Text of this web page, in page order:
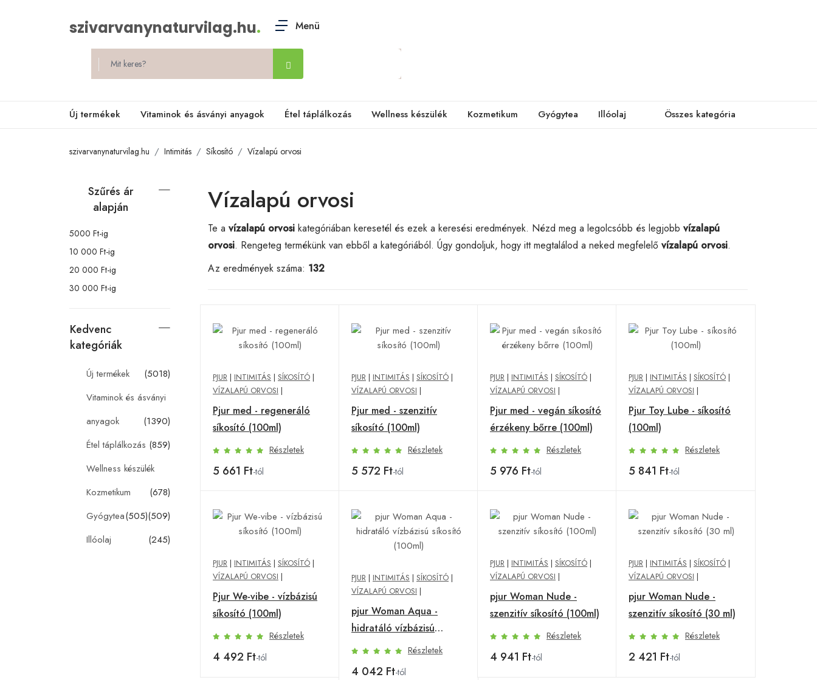
szivarvanynaturvilag.hu. Menü
Új termékek Vitaminok és ásványi anyagok Étel táplálkozás Wellness készülék Kozmetikum Gyógytea Illóolaj Összes kategória
szivarvanynaturvilag.hu Intimitás Síkosító Vízalapú orvosi
Szűrés ár
alapján
5000 Ft-ig
10 000 Ft-ig
20 000 Ft-ig
30 000 Ft-ig
Kedvenc
kategóriák
Új termékek
(5018)
Vitaminok és ásványi
anyagok
(1390)
Étel táplálkozás (859)
Wellness készülék
(678)
Kozmetikum
(509)
Gyógytea(505)
Illóolaj
(245)
Vízalapú orvosi
Te a vízalapú orvosi kategóriában keresetél és ezek a keresési eredmények. Nézd meg a legolcsóbb és legjobb vízalapú
orvosi. Rengeteg termékünk van ebből a kategóriából. Úgy gondoljuk, hogy itt megtalálod a neked megfelelő vízalapú orvosi.
Az eredmények száma: 132
PJUR | INTIMITÁS | SÍKOSÍTÓ |
VÍZALAPÚ ORVOSI |
Pjur med - regeneráló
síkosító (100ml)
Részletek
5 661 Ft-tól
PJUR | INTIMITÁS | SÍKOSÍTÓ |
VÍZALAPÚ ORVOSI |
Pjur med - szenzitív
síkosító (100ml)
Részletek
5 572 Ft-tól
PJUR | INTIMITÁS | SÍKOSÍTÓ |
VÍZALAPÚ ORVOSI |
Pjur med - vegán síkosító
érzékeny bőrre (100ml)
Részletek
5 976 Ft-tól
PJUR | INTIMITÁS | SÍKOSÍTÓ |
VÍZALAPÚ ORVOSI |
Pjur Toy Lube - síkosító
(100ml)
Részletek
5 841 Ft-tól
PJUR | INTIMITÁS | SÍKOSÍTÓ |
VÍZALAPÚ ORVOSI |
Pjur We-vibe - vízbázisú
síkosító (100ml)
Részletek
4 492 Ft-tól
PJUR | INTIMITÁS | SÍKOSÍTÓ |
VÍZALAPÚ ORVOSI |
pjur Woman Aqua -
hidratáló vízbázisú
síkosító (100ml)Részletek
4 042 Ft-tól
PJUR | INTIMITÁS | SÍKOSÍTÓ |
VÍZALAPÚ ORVOSI |
pjur Woman Nude -
szenzitív síkosító (100ml)
Részletek
4 941 Ft-tól
PJUR | INTIMITÁS | SÍKOSÍTÓ |
VÍZALAPÚ ORVOSI |
pjur Woman Nude -
szenzitív síkosító (30 ml)
Részletek
2 421 Ft-tól